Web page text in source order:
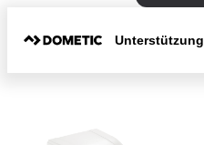
Unterstützung